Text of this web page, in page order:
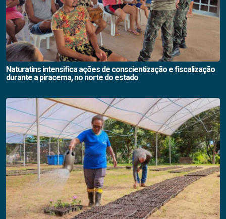
Naturatins intensifica ações de conscientização e fiscalização
durante a piracema, no norte do estado